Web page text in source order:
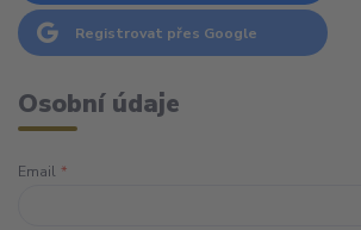
Registrovat přes Google
Osobní údaje
Email *